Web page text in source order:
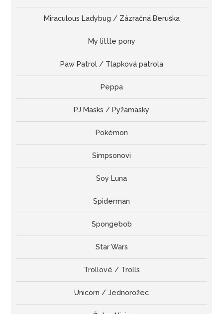
Miraculous Ladybug / Zázračná Beruška
My little pony
Paw Patrol / Tlapková patrola
Peppa
PJ Masks / Pyžamasky
Pokémon
Simpsonovi
Soy Luna
Spiderman
Spongebob
Star Wars
Trollové / Trolls
Unicorn / Jednorožec